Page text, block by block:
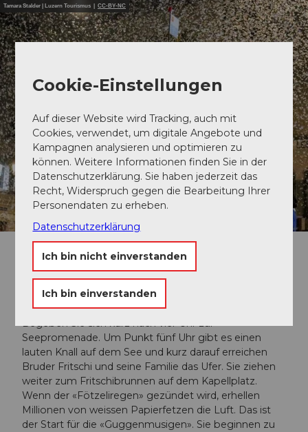
Tamara Stalder | Luzern Tourismus | CC-BY-NC
Urknall
Der Klassiker und Start der Luzerner Fasnacht findet
am Schmutzigen Donnerstag um 5 Uhr früh statt.
Begeben Sie sich kurz nach vier Uhr zur
Seepromenade. Um Punkt fünf Uhr gibt es einen
lauten Knall auf dem See und kurz darauf erreichen
Bruder Fritschi und seine Familie das Ufer. Sie ziehen
weiter zum Fritschibrunnen auf dem Kapellplatz.
Wenn der «Fötzeliregen» gezündet wird, erhellen
Millionen von weissen Papierfetzen die Luft. Das ist
der Start für die «Guggenmusigen». Sie beginnen zu
Cookie-Einstellungen
Auf dieser Website wird Tracking, auch mit
Cookies, verwendet, um digitale Angebote und
Kampagnen analysieren und optimieren zu
können. Weitere Informationen finden Sie in der
Datenschutzerklärung. Sie haben jederzeit das
Recht, Widerspruch gegen die Bearbeitung Ihrer
Personendaten zu erheben.
Datenschutzerklärung
Ich bin nicht einverstanden
Ich bin einverstanden